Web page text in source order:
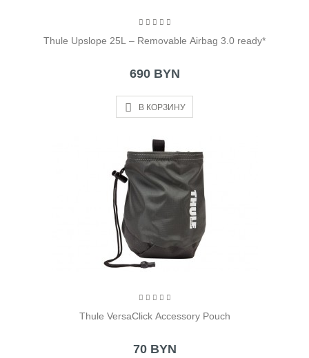
Thule Upslope 25L – Removable Airbag 3.0 ready*
690 BYN
В КОРЗИНУ
Thule VersaClick Accessory Pouch
70 BYN